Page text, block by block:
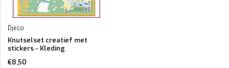
Djeco
Knutselset creatief met
stickers - Kleding
€8,50